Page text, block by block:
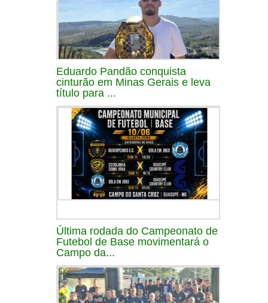
Eduardo Pandão conquista
cinturão em Minas Gerais e leva
título para ...
Última rodada do Campeonato de
Futebol de Base movimentará o
Campo da...